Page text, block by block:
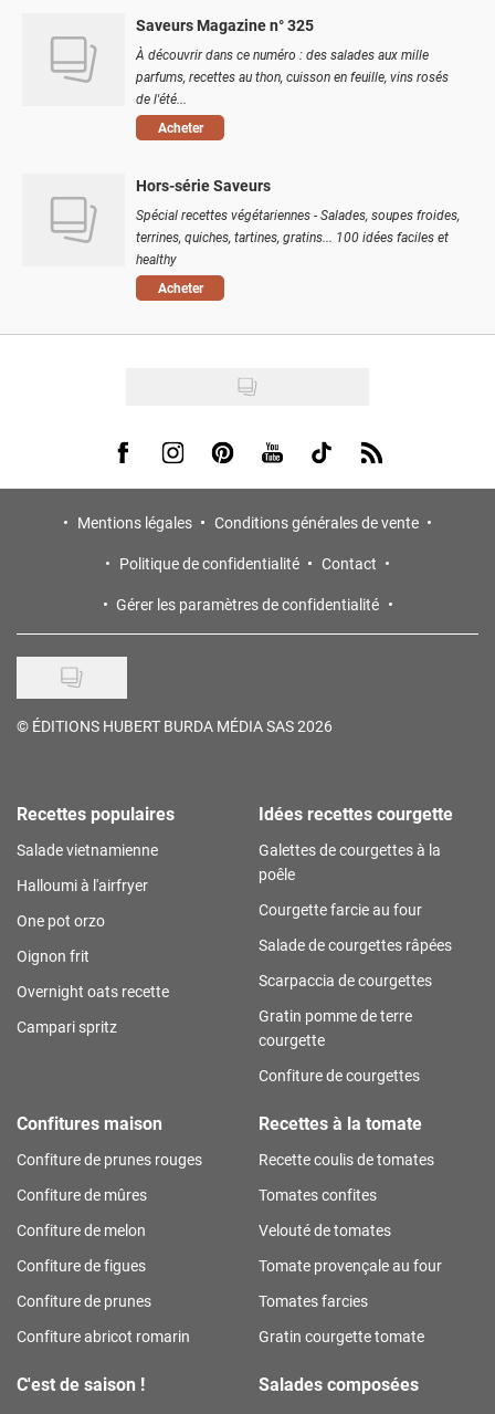
Saveurs Magazine n° 325
À découvrir dans ce numéro : des salades aux mille
parfums, recettes au thon, cuisson en feuille, vins rosés
de l'été...
Acheter
Hors-série Saveurs
Spécial recettes végétariennes - Salades, soupes froides,
terrines, quiches, tartines, gratins... 100 idées faciles et
healthy
Acheter
Visit us on Facebook
Visit us on Instagram
Visit us on Pinterest
Visit us on Youtube
Visit us on Tiktok
Visit us on Rss
Mentions légales
Conditions générales de vente
Politique de confidentialité
Contact
Gérer les paramètres de confidentialité
© ÉDITIONS HUBERT BURDA MÉDIA SAS 2026
Recettes populaires
Salade vietnamienne
Halloumi à l'airfryer
One pot orzo
Oignon frit
Overnight oats recette
Campari spritz
Idées recettes courgette
Galettes de courgettes à la
poêle
Courgette farcie au four
Salade de courgettes râpées
Scarpaccia de courgettes
Gratin pomme de terre
courgette
Confiture de courgettes
Confitures maison
Confiture de prunes rouges
Confiture de mûres
Confiture de melon
Confiture de figues
Confiture de prunes
Confiture abricot romarin
Recettes à la tomate
Recette coulis de tomates
Tomates confites
Velouté de tomates
Tomate provençale au four
Tomates farcies
Gratin courgette tomate
C'est de saison ! Salades composées